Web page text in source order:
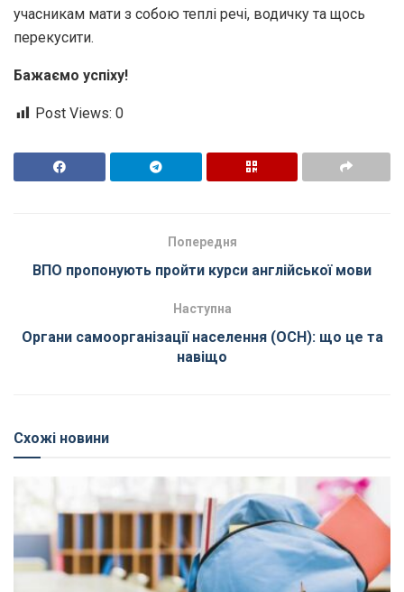
учасникам мати з собою теплі речі, водичку та щось
перекусити.
Бажаємо успіху!
Post Views: 0
Попередня
ВПО пропонують пройти курси англійської мови
Наступна
Органи самоорганізації населення (ОСН): що це та
навіщо
Схожі новини